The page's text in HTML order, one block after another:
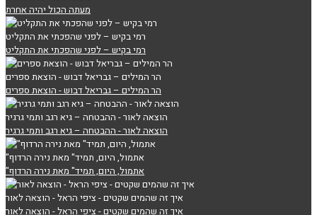
מעתה הכול יהיה אחרת
רמי בקיש – לפני שהפכתי את התקליט
רמי בקיש – לפני שהפכתי את התקליט
הר המילים – גבריאל דבוש - הוצאת ספרים
הר המילים – גבריאל דבוש - הוצאת ספרים
הוצאה לאור - ההבטחה – גיא רגב ותמי גרגיר
הוצאה לאור - ההבטחה – גיא רגב ותמי גרגיר
"אתמול, היום, תמיד" מאת נירה הרדוף
"אתמול, היום, תמיד" מאת נירה הרדוף
איך זה שהמים שקטים - ציפי הראל - הוצאה לאור
איך זה שהמים שקטים - ציפי הראל - הוצאה לאור